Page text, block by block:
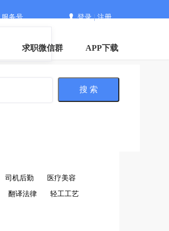
服务号 登录|注册
求职微信群 APP下载
搜 索
司机后勤 医疗美容
翻译法律 轻工工艺